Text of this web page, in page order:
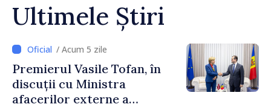
Ultimele Știri
/ Acum 5 zile
Premierul Vasile Tofan, în
discuții cu Ministra
afacerilor externe a